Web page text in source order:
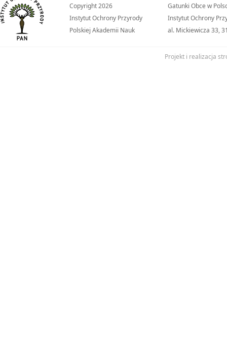
Copyright 2026
Instytut Ochrony Przyrody
Polskiej Akademii Nauk
Gatunki Obce w
Instytut Ochrony
al. Mickiewicza 33,
Projekt i realizacja